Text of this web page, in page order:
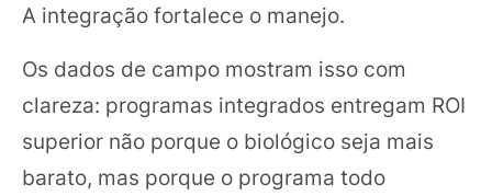
A integração fortalece o manejo.
Os dados de campo mostram isso com
clareza: programas integrados entregam ROI
superior não porque o biológico seja mais
barato, mas porque o programa todo